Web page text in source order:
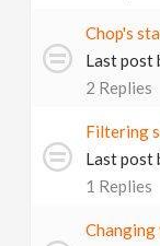
Chop's
Last post
2 Replies
Filtering
Last post
1 Replies